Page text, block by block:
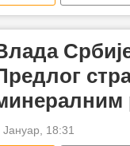
Русија – војска и наоружање
Јануар, 18:31